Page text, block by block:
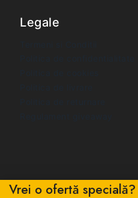
Legale
Vrei o ofertă specială?